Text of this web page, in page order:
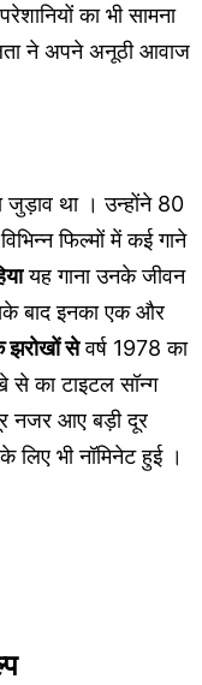
का भी सामना
ने अपने अनूठी आवाज
जुड़ाव था । उन्होंने 80
फिल्मों में कई गाने
यह गाना उनके जीवन
बाद इनका एक और
झरोखों सेवर्ष 1978 का
से का टाइटल सॉन्ग
नजर आए बड़ी दूर
भी नॉमिनेट हुई ।